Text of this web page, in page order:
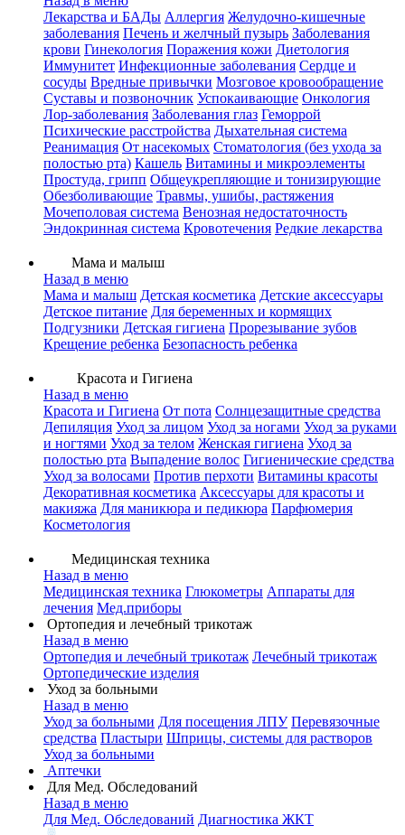
Лекарства и БАДы Аллергия Желудочно-кишечные
заболевания Печень и желчный пузырь Заболевания
крови Гинекология Поражения кожи Диетология
Иммунитет Инфекционные заболевания Сердце и
сосуды Вредные привычки Мозговое кровообращение
Суставы и позвоночник Успокаивающие Онкология
Лор-заболевания Заболевания глаз Геморрой
Психические расстройства Дыхательная система
Реанимация От насекомых Стоматология (без ухода за
полостью рта) Кашель Витамины и микроэлементы
Простуда, грипп Общеукрепляющие и тонизирующие
Обезболивающие Травмы, ушибы, растяжения
Мочеполовая система Венозная недостаточность
Эндокринная система Кровотечения Редкие лекарства
Мама и малыш
Назад в меню
Мама и малыш Детская косметика Детские аксессуары
Детское питание Для беременных и кормящих
Подгузники Детская гигиена Прорезывание зубов
Крещение ребенка Безопасность ребенка
Красота и Гигиена
Назад в меню
Красота и Гигиена От пота Солнцезащитные средства
Депиляция Уход за лицом Уход за ногами Уход за руками
и ногтями Уход за телом Женская гигиена Уход за
полостью рта Выпадение волос Гигиенические средства
Уход за волосами Против перхоти Витамины красоты
Декоративная косметика Аксессуары для красоты и
макияжа Для маникюра и педикюра Парфюмерия
Косметология
Медицинская техника
Назад в меню
Медицинская техника Глюкометры Аппараты для
лечения Мед.приборы
Ортопедия и лечебный трикотаж
Назад в меню
Ортопедия и лечебный трикотаж Лечебный трикотаж
Ортопедические изделия
Уход за больными
Назад в меню
Уход за больными Для посещения ЛПУ Перевязочные
средства Пластыри Шприцы, системы для растворов
Уход за больными
Аптечки
Для Мед. Обследований
Назад в меню
Для Мед. Обследований Диагностика ЖКТ